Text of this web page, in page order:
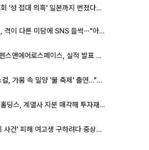
축구협회 '성 접대 의혹' 일본까지 번졌다…日 심판 실명 공개
김규원, 격이 다른 미담에 SNS 들썩⋯"아이 속옷 빨고 졸업식도 참석"
LIG디펜스앤에어로스페이스, 실적 발표 후 급락→반등⋯증권가 “28년까지 튼튼”
하하·스컬, 가뭄 속 밀양 '물 축제' 출연…"출연료 전액 기부"
포스코홀딩스, 계열사 지분 매각해 투자재원 2.5조 확보
'장윤기 사건' 피해 여고생 구하려다 중상…고교생 의상자 지정